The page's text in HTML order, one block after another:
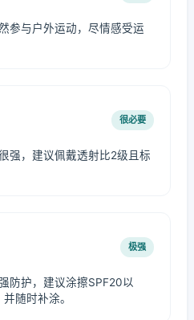
参与户外运动，尽情感受运
很必要
强，建议佩戴透射比2级且标
极强
防护，建议涂擦SPF20以
随时补涂。